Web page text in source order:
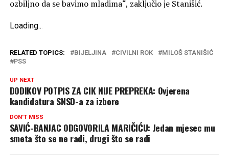
ozbiljno da se bavimo mladima“, zaključio je Stanišić.
Loading...
RELATED TOPICS: BIJELJINA CIVILNI ROK
MILOŠ STANIŠIĆ
PSS
UP NEXT
DODIKOV POTPIS ZA CIK NIJE PREPREKA: Ovjerena
kandidatura SNSD-a za izbore
DON'T MISS
SAVIĆ-BANJAC ODGOVORILA MARIČIĆU: Jedan mjesec mu
smeta što se ne radi, drugi što se radi